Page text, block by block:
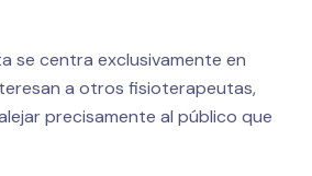
se centra exclusivamente en
a otros fisioterapeutas,
precisamente al público que